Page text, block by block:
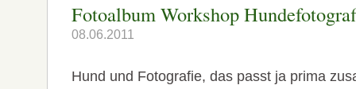
Fotoalbum Workshop
08.06.2011
Hund und Fotografie, das passt ja prima